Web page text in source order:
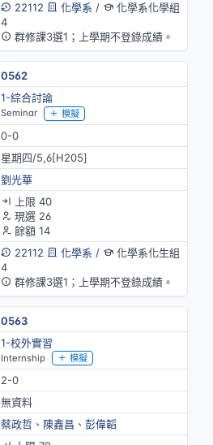
22112
化學系 /
化學系化學組
4
群修課3選1；上學期不登錄成績。
0562
1-綜合討論
Seminar 模擬
0-0
星期四/5,6[H205]
劉光華
上限 40
現選 26
餘額 14
22112
化學系 /
化學系化生組
4
群修課3選1；上學期不登錄成績。
0563
1-校外實習
Internship 模擬
2-0
無資料
蔡政哲、 陳鑫昌 、 彭偉韜